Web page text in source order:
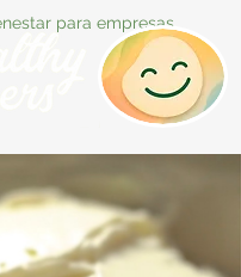
para empresas